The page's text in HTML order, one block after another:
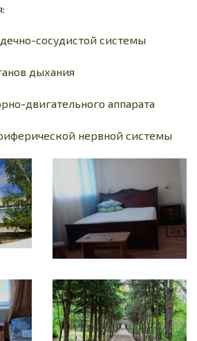
сосудистой системы
дыхания
двигательного аппарата
нервной системы